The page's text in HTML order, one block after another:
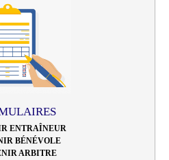
ENTRAÎNEUR
BÉNÉVOLE
ARBITRE